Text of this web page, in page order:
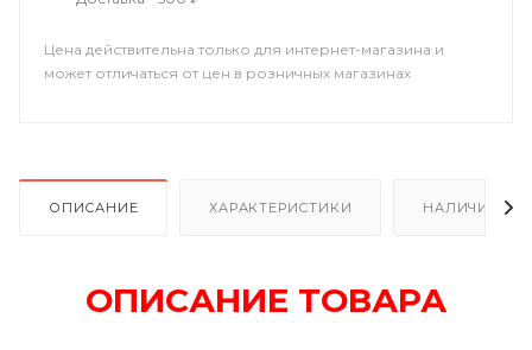
Цена действительна только для интернет-магазина и
может отличаться от цен в розничных магазинах
ОПИСАНИЕ ХАРАКТЕРИСТИКИ НАЛИЧИЕ В
ОПИСАНИЕ ТОВАРА